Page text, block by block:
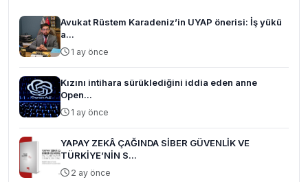
Avukat Rüstem Karadeniz’in UYAP önerisi: İş yükü
a...
1 ay önce
Kızını intihara sürüklediğini iddia eden anne
Open...
1 ay önce
YAPAY ZEKÂ ÇAĞINDA SİBER GÜVENLİK VE
TÜRKİYE’NİN S...
2 ay önce